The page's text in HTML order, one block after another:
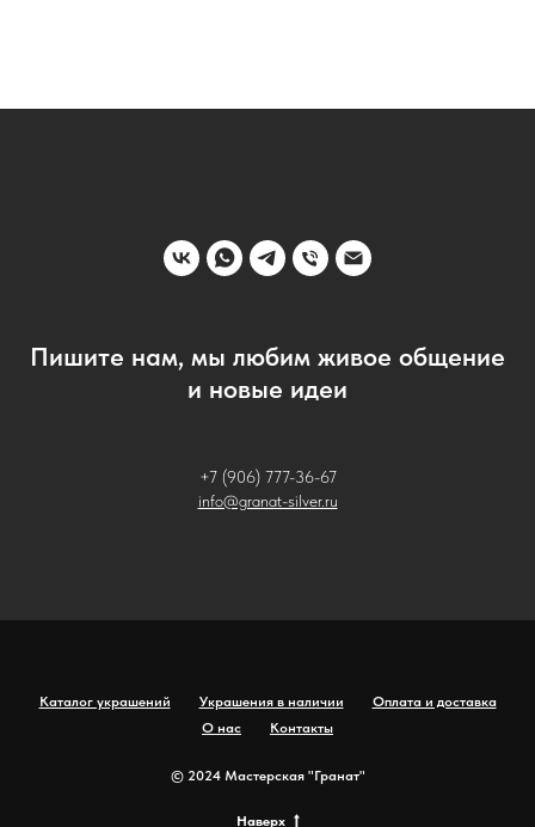
Пишите нам, мы любим живое общение
и новые идеи
+7 (906) 777-36-67
info@granat-silver.ru
Каталог украшений Украшения в наличии
Оплата и доставка
О нас
Контакты
© 2024 Мастерская "Гранат"
Наверх